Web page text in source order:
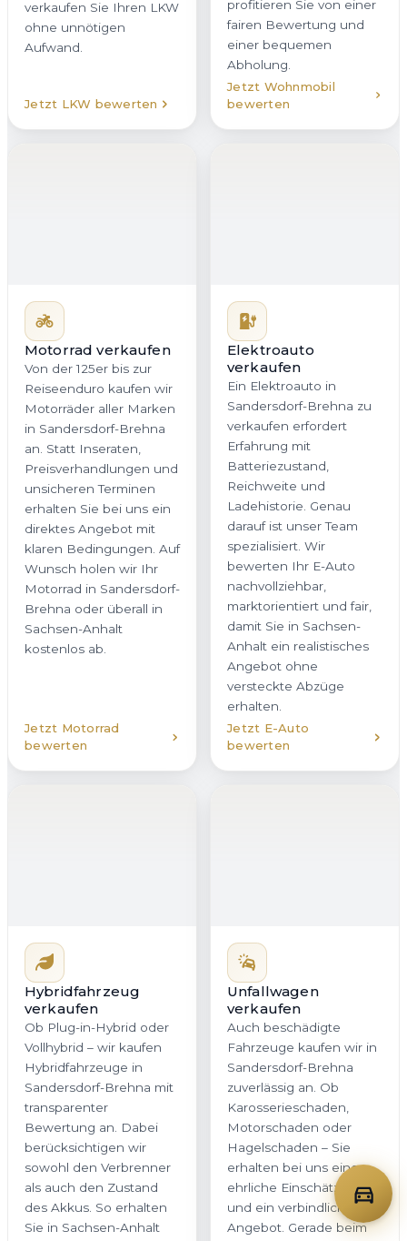
in Sandersdorf-Brehna
an. Statt Inseraten,
Preisverhandlungen und
unsicheren Terminen
erhalten Sie bei uns ein
direktes Angebot mit
klaren Bedingungen. Auf
Wunsch holen wir Ihr
Motorrad in Sandersdorf-
Brehna oder überall in
Sachsen-Anhalt
kostenlos ab.
Jetzt Motorrad
bewerten
verkaufen erfordert
Erfahrung mit
Batteriezustand,
Reichweite und
Ladehistorie. Genau
darauf ist unser Team
spezialisiert. Wir
bewerten Ihr E-Auto
nachvollziehbar,
marktorientiert und fair,
damit Sie in Sachsen-
Anhalt ein realistisches
Angebot ohne
versteckte Abzüge
erhalten.
Jetzt E-Auto
bewerten
Hybridfahrzeuge in
Sandersdorf-Brehna mit
transparenter
Bewertung an. Dabei
berücksichtigen wir
sowohl den Verbrenner
als auch den Zustand
des Akkus. So erhalten
Sie in Sachsen-Anhalt
ein stimmiges Angebot,
das dem tatsächlichen
Fahrzeugwert gerecht
wird.
Jetzt Hybrid
Sandersdorf-Brehna
zuverlässig an. Ob
Karosserieschaden,
Motorschaden oder
Hagelschaden – Sie
erhalten bei uns eine
ehrliche Einschätzung
und ein verbindliches
Angebot. Gerade beim
Verkauf von Unfallwagen
in Sachsen-Anhalt ist
Transparenz
entscheidend, und
genau dafür stehen wir.
Jetzt Unfallwagen